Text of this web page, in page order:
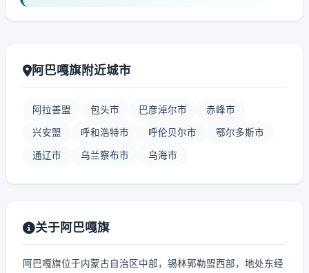
阿巴嘎旗附近城市
阿拉善盟 包头市 巴彦淖尔市 赤峰市
兴安盟 呼和浩特市 呼伦贝尔市 鄂尔多斯市
通辽市 乌兰察布市 乌海市
关于阿巴嘎旗
阿巴嘎旗位于内蒙古自治区中部，锡林郭勒盟西部，地处东经